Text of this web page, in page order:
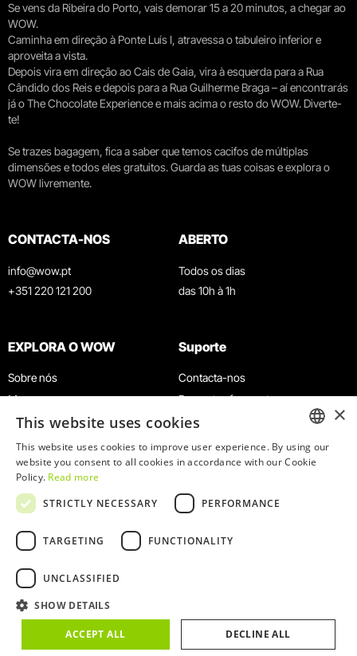
Se vens da Ribeira do Porto, vais demorar 15 a 20 minutos, a chegar ao
WOW.
Caminha em direção à Ponte Luís I, atravessa o tabuleiro inferior e
aproveita a vista.
Depois vira em direção ao Cais de Gaia, vira à esquerda para a Rua
Cândido dos Reis e depois para a Rua Guilherme Braga – aí encontrarás
já o The Chocolate Experience e mais acima o resto do WOW. Diverte-
te!
Se trazes bagagem, fica a saber que temos cacifos de múltiplas
dimensões e todos eles gratuitos. Guarda as tuas coisas e explora o
WOW livremente.
CONTACTA-NOS
info@wow.pt
+351 220 121 200
ABERTO
Todos os dias
das 10h à 1h
EXPLORA O WOW
Sobre nós
Museus
Agenda
Notícias
Restaurantes
Cartão WOW
Grupos e Eventos
Serviço Educativo
Suporte
Contacta-nos
Perguntas frequentes
Termos e Condições
Política de privacidade e cookies
Trabalha connosco
Livro de reclamações
© 2026
WOW
ENGLISH
×
This website uses cookies
This website uses cookies to improve user experience. By using our
website you consent to all cookies in accordance with our Cookie
Policy. Read more
STRICTLY NECESSARY
PERFORMANCE
TARGETING FUNCTIONALITY
UNCLASSIFIED
SHOW DETAILS
ACCEPT ALL DECLINE ALL